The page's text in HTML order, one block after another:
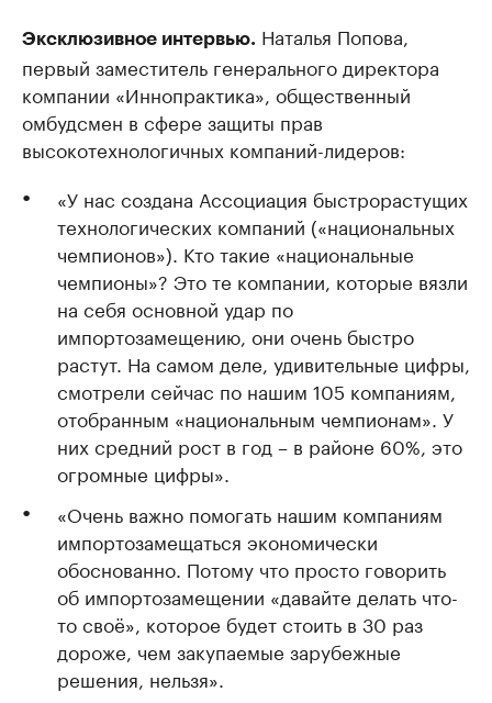
Эксклюзивное интервью. Наталья Попова,
первый заместитель генерального директора
компании «Иннопрактика», общественный
омбудсмен в сфере защиты прав
высокотехнологичных компаний-лидеров:
«У нас создана Ассоциация быстрорастущих
технологических компаний («национальных
чемпионов»). Кто такие «национальные
чемпионы»? Это те компании, которые вязли
на себя основной удар по
импортозамещению, они очень быстро
растут. На самом деле, удивительные цифры,
смотрели сейчас по нашим 105 компаниям,
отобранным «национальным чемпионам». У
них средний рост в год – в районе 60%, это
огромные цифры».
«Очень важно помогать нашим компаниям
импортозамещаться экономически
обоснованно. Потому что просто говорить
об импортозамещении «давайте делать что-
то своё», которое будет стоить в 30 раз
дороже, чем закупаемые зарубежные
решения, нельзя».